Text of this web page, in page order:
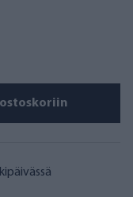
ostoskoriin